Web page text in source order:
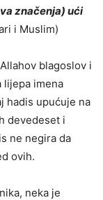
značenja) ući
i Muslim)
blagoslov i
lijepa imena
hadis upućuje na
devedeset i
ne negira da
ovih.
neka je